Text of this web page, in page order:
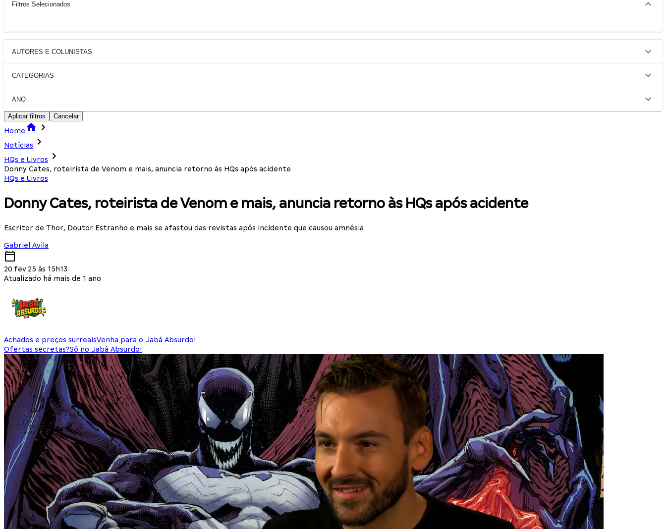
Filtros Selecionados
AUTORES E COLUNISTAS
CATEGORIAS
ANO
Aplicar filtros Cancelar
Home
Notícias
HQs e Livros
Donny Cates, roteirista de Venom e mais, anuncia retorno às HQs após acidente
HQs e Livros
Donny Cates, roteirista de Venom e mais, anuncia retorno às HQs após acidente
Escritor de Thor, Doutor Estranho e mais se afastou das revistas após incidente que causou amnésia
Gabriel Avila
20.fev.25 às 15h13
Atualizado há mais de 1 ano
Achados e preços surreaisVenha para o Jabá Absurdo!
Ofertas secretas?Só no Jabá Absurdo!